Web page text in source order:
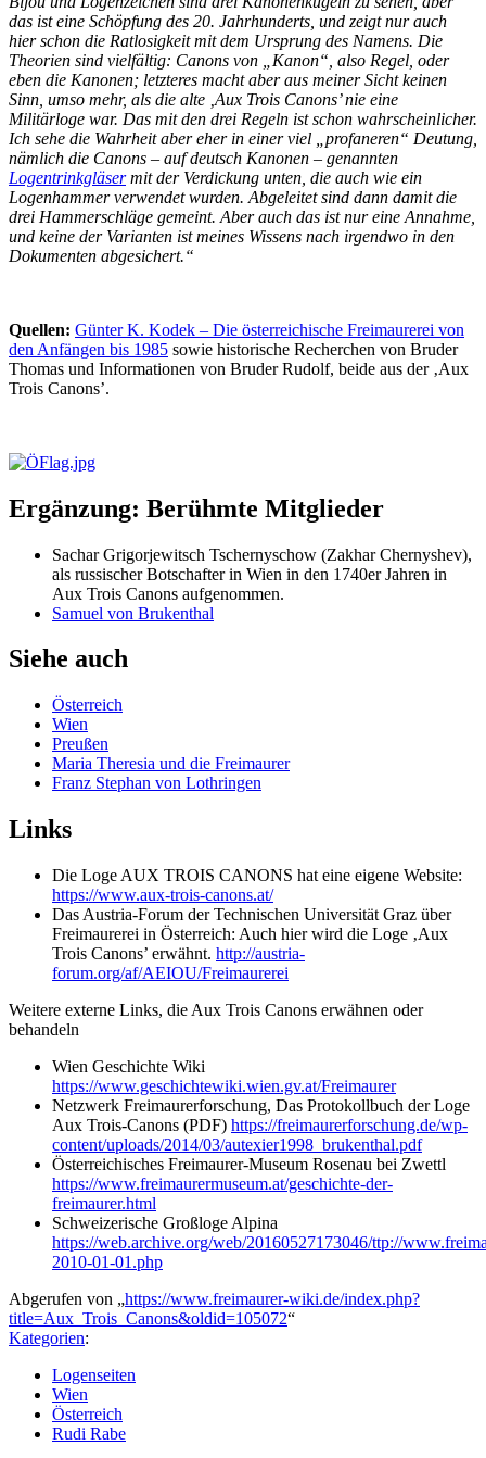
das ist eine Schöpfung des 20. Jahrhunderts, und zeigt nur auch
hier schon die Ratlosigkeit mit dem Ursprung des Namens. Die
Theorien sind vielfältig: Canons von „Kanon“, also Regel, oder
eben die Kanonen; letzteres macht aber aus meiner Sicht keinen
Sinn, umso mehr, als die alte ‚Aux Trois Canons’ nie eine
Militärloge war. Das mit den drei Regeln ist schon wahrscheinlicher.
Ich sehe die Wahrheit aber eher in einer viel „profaneren“ Deutung,
nämlich die Canons – auf deutsch Kanonen – genannten
Logentrinkgläsermit der Verdickung unten, die auch wie ein
Logenhammer verwendet wurden. Abgeleitet sind dann damit die
drei Hammerschläge gemeint. Aber auch das ist nur eine Annahme,
und keine der Varianten ist meines Wissens nach irgendwo in den
Dokumenten abgesichert.“
Quellen: Günter K. Kodek – Die österreichische Freimaurerei von
den Anfängen bis 1985 sowie historische Recherchen von Bruder
Thomas und Informationen von Bruder Rudolf, beide aus der ‚Aux
Trois Canons’.
Ergänzung: Berühmte Mitglieder
Sachar Grigorjewitsch Tschernyschow (Zakhar Chernyshev),
als russischer Botschafter in Wien in den 1740er Jahren in
Aux Trois Canons aufgenommen.
Samuel von Brukenthal
Siehe auch
Österreich
Wien
Preußen
Maria Theresia und die Freimaurer
Franz Stephan von Lothringen
Links
Die Loge AUX TROIS CANONS hat eine eigene Website:
https://www.aux-trois-canons.at/
Das Austria-Forum der Technischen Universität Graz über
Freimaurerei in Österreich: Auch hier wird die Loge ‚Aux
Trois Canons’ erwähnt. http://austria-
forum.org/af/AEIOU/Freimaurerei
Weitere externe Links, die Aux Trois Canons erwähnen oder
behandeln
Wien Geschichte Wiki
https://www.geschichtewiki.wien.gv.at/Freimaurer
Netzwerk Freimaurerforschung, Das Protokollbuch der Loge
Aux Trois-Canons (PDF) https://freimaurerforschung.de/wp-
content/uploads/2014/03/autexier1998_brukenthal.pdf
Österreichisches Freimaurer-Museum Rosenau bei Zwettl
https://www.freimaurermuseum.at/geschichte-der-
freimaurer.html
Schweizerische Großloge Alpina
https://web.archive.org/web/20160527173046/ttp://
2010-01-01.php
Abgerufen von „https://www.freimaurer-wiki.de/index.php?
title=Aux_Trois_Canons&oldid=105072“
Kategorien:
Logenseiten
Wien
Österreich
Rudi Rabe